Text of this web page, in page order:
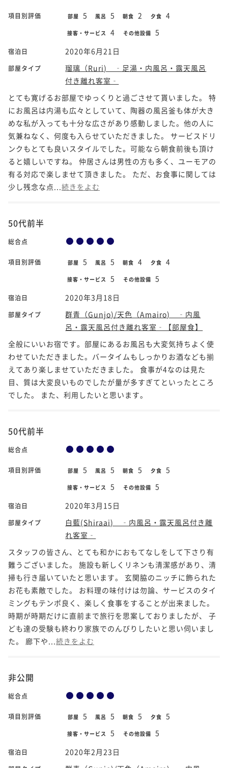
項目別評価 部屋 5 風呂 5 朝食 2 夕食 4
接客・サービス 4 その他設備 5
宿泊日 2020年6月21日
部屋タイプ
瑠璃（Ruri) ‐足湯・内風呂・露天風呂
付き離れ客室‐
とても寛げるお部屋でゆっくりと過ごさせて貰いました。 特
にお風呂は内湯も広々としていて、陶器の風呂釜も体が大き
めな私が入っても十分な広さがあり感動しました。他の人に
気兼ねなく、何度も入らせていただきました。 サービスドリ
ンクもとても良いスタイルでした。可能なら朝食前後も頂け
ると嬉しいですね。 仲居さんは男性の方も多く、ユーモアの
有る対応で楽しませて頂きました。 ただ、お食事に関しては
少し残念な点... 続きをよむ
50代前半
総合点
項目別評価 部屋 5 風呂 5 朝食 4 夕食 4
接客・サービス 5 その他設備 5
宿泊日 2020年3月18日
部屋タイプ
群青（Gunjo)/天色（Amairo) ‐内風
呂・露天風呂付き離れ客室‐【部屋食】
全般にいいお宿です。部屋にあるお風呂も大変気持ちよく使
わせていただきました。バータイムもしっかりお酒なども揃
えてあり楽しませていただきました。 食事が4なのは見た
目、質は大変良いものでしたが量が多すぎてといったところ
でした。 また、利用したいと思います。
50代前半
総合点
項目別評価 部屋 5 風呂 5 朝食 5 夕食 5
接客・サービス 5 その他設備 5
宿泊日 2020年3月15日
部屋タイプ
白藍(Shiraai) ‐内風呂・露天風呂付き離
れ客室‐
スタッフの皆さん、とても和かにおもてなしをして下さり有
難うございました。 施設も新しくリネンも清潔感があり、清
掃も行き届いていたと思います。 玄関脇のニッチに飾られた
お花も素敵でした。 お料理の味付けは勿論、サービスのタイ
ミングもテンポ良く、楽しく食事をすることが出来ました。
時期が時期だけに直前まで旅行を思案しておりましたが、 子
ども達の受験も終わり家族でのんびりしたいと思い伺いまし
た。 廊下や... 続きをよむ
非公開
総合点
項目別評価 部屋 5 風呂 5 朝食 5 夕食 5
接客・サービス 5 その他設備 5
宿泊日 2020年2月23日